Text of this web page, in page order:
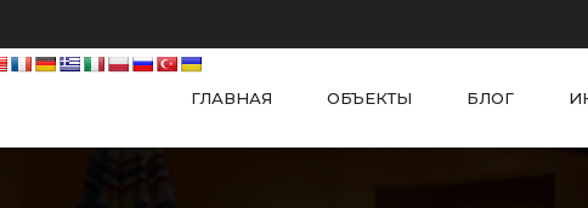
ГЛАВНАЯ ОБЪЕКТЫ БЛОГ